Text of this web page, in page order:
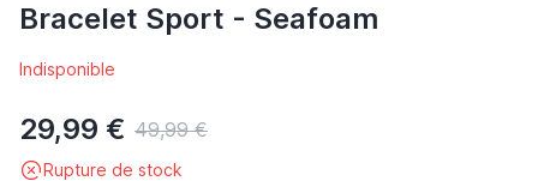
Bracelet Sport - Seafoam
Indisponible
29,99 € 49,99 €
Rupture de stock